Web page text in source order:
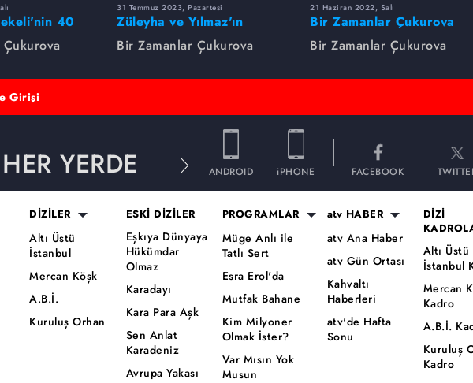
40
31 Temmuz 2023, Pazartesi
Züleyha ve Yılmaz'ın
Unutulmaz Aşkı
Bir Zamanlar Çukurova
21 Haziran 2022, Salı
Bir Zamanlar Çukurova
Zaman Makinesi
Bir Zamanlar Çukurova
Girişi
HER YERDE ANDROID iPHONE FACEBOOK
DİZİLER
Altı Üstü
İstanbul
Mercan Köşk
A.B.İ.
Kuruluş Orhan
ESKİ DİZİLER
Eşkıya Dünyaya
Hükümdar
Olmaz
Karadayı
Kara Para Aşk
Sen Anlat
Karadeniz
Avrupa Yakası
PROGRAMLAR
Müge Anlı ile
Tatlı Sert
Esra Erol'da
Mutfak Bahane
Kim Milyoner
Olmak İster?
Var Mısın Yok
Musun
atv HABER
atv Ana Haber
atv Gün Ortası
Kahvaltı
Haberleri
atv'de Hafta
Sonu
DİZİ
Altı Üstü
İstanbul
Mercan
Kadro
A.B.İ.
Kuruluş
Kadro